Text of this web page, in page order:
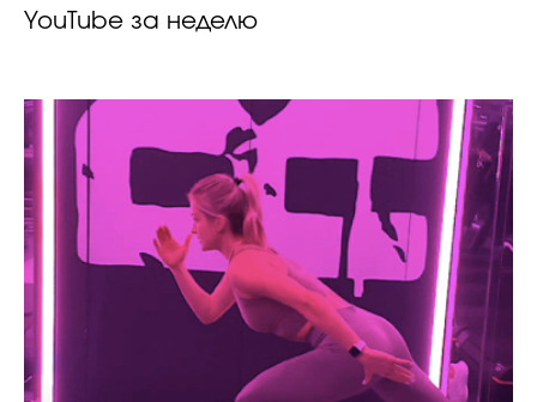
YouTube за неделю